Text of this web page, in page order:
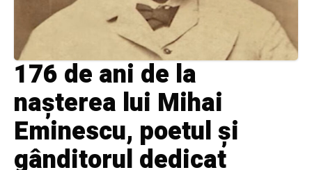
176 de ani de la
nașterea lui Mihai
Eminescu, poetul și
gânditorul dedicat